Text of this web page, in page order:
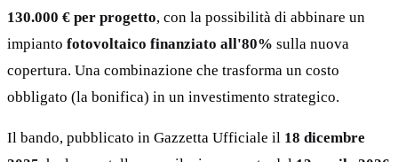
130.000 € per progetto, con la possibilità di abbinare un
impianto fotovoltaico finanziato all'80% sulla nuova
copertura. Una combinazione che trasforma un costo
obbligato (la bonifica) in un investimento strategico.
Il bando, pubblicato in Gazzetta Ufficiale il 18 dicembre